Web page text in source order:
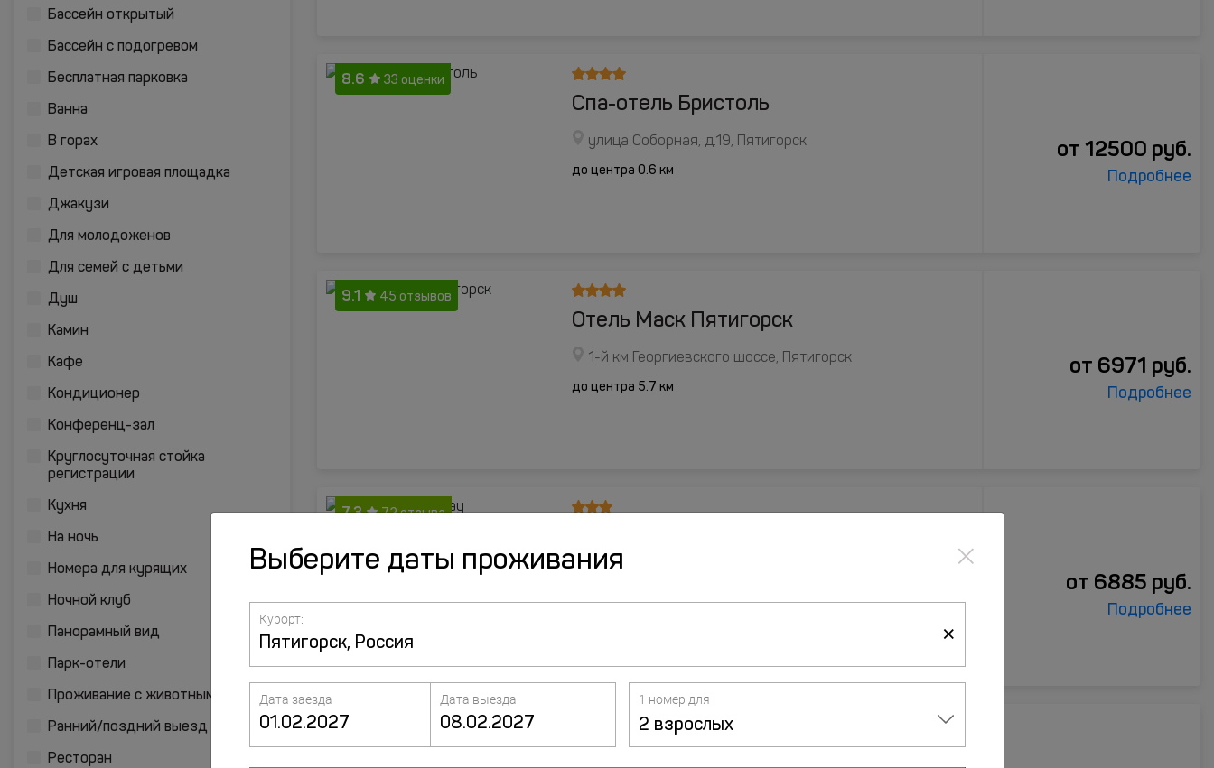
Бассейн открытый
Бассейн с подогревом
Бесплатная парковка
Ванна
В горах
Детская игровая площадка
Джакузи
Для молодоженов
Для семей с детьми
Душ
Камин
Кафе
Кондиционер
Конференц-зал
Круглосуточная стойка
регистрации
Кухня
На ночь
Номера для курящих
Ночной клуб
Панорамный вид
Парк-отели
Проживание с животными
Ранний/поздний выезд
Ресторан
8.6 33 оценки
Спа-отель Бристоль
улица Соборная, д.19, Пятигорск
до центра 0.6 км
от 12500 руб.
Подробнее
9.1 45 отзывов
Отель Маск Пятигорск
1-й км Георгиевского шоссе, Пятигорск
до центра 5.7 км
от 6971 руб.
Подробнее
7.3 72 отзыва
до центра 1.3 км
от 6885 руб.
Подробнее
8.7 44 оценки
Отель Кристэлла
Выберите даты проживания ×
Курорт:
×
Дата заезда Дата выезда 1 номер для
2 взрослых